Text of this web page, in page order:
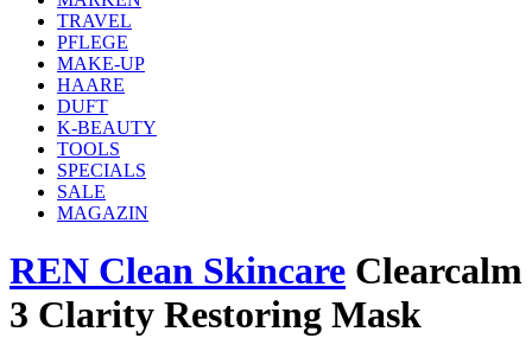
TRAVEL
PFLEGE
MAKE-UP
HAARE
DUFT
K-BEAUTY
TOOLS
SPECIALS
SALE
MAGAZIN
REN Clean Skincare Clearcalm
3 Clarity Restoring Mask